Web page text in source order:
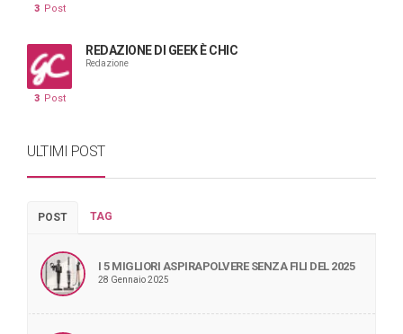
3 Post
REDAZIONE DI GEEK È CHIC
Redazione
3 Post
ULTIMI POST
POST TAG
I 5 MIGLIORI ASPIRAPOLVERE SENZA FILI DEL 2025
28 Gennaio 2025